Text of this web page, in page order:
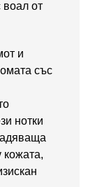
воал от
и
със
нотки
кожата,